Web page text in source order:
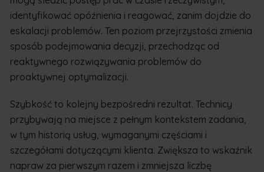
identyfikować opóźnienia i reagować, zanim dojdzie do
eskalacji problemów. Ten poziom przejrzystości zmienia
sposób podejmowania decyzji, przechodząc od
reaktywnego rozwiązywania problemów do
proaktywnej optymalizacji.
Szybkość to kolejny bezpośredni rezultat. Technicy
przybywają na miejsce z pełnym kontekstem zadania,
w tym historią usług, wymaganymi częściami i
szczegółami dotyczącymi klienta. Zwiększa to wskaźnik
napraw za pierwszym razem i zmniejsza liczbę